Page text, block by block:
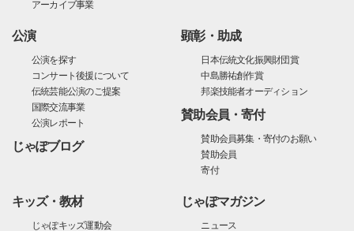
アーカイブ事業
公演
公演を探す
コンサート後援について
伝統芸能公演のご提案
国際交流事業
公演レポート
じゃぽブログ
顕彰・助成
日本伝統文化振興財団賞
中島勝祐創作賞
邦楽技能者オーディション
賛助会員・寄付
賛助会員募集・寄付のお願い
賛助会員
寄付
キッズ・教材
じゃぽキッズ運動会
じゃぽマガジン
ニュース